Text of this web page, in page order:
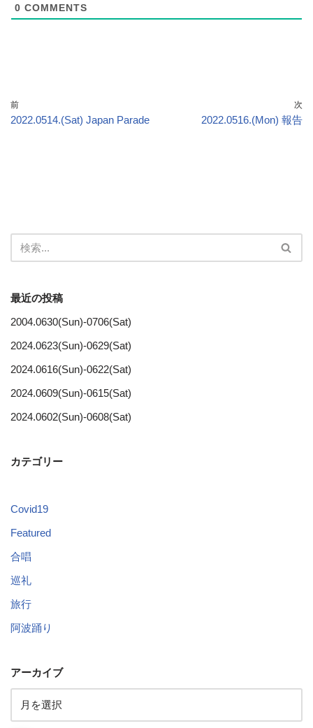
0 COMMENTS
前
2022.0514.(Sat) Japan Parade
次
2022.0516.(Mon) 報告
最近の投稿
2004.0630(Sun)-0706(Sat)
2024.0623(Sun)-0629(Sat)
2024.0616(Sun)-0622(Sat)
2024.0609(Sun)-0615(Sat)
2024.0602(Sun)-0608(Sat)
カテゴリー
Covid19
Featured
合唱
巡礼
旅行
阿波踊り
アーカイブ